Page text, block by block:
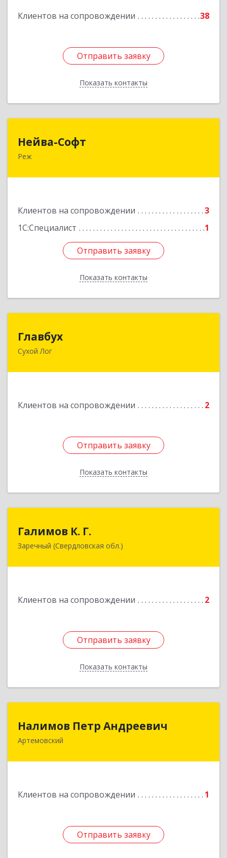
Клиентов на сопровождении 38
Отправить заявку
Показать контакты
Отправить заявку
Назад
Нейва-Софт
Реж
Клиентов на сопровождении
3
1С:Специалист
1
Отправить заявку
Показать контакты
623750, Свердловская обл, Режевской р-н, Реж
Отправить заявку
Назад
Главбух
Сухой Лог
Клиентов на сопровождении 2
Отправить заявку
Показать контакты
Отправить заявку
Назад
Галимов К. Г.
Заречный (Свердловская обл.)
Клиентов на сопровождении 2
Отправить заявку
Показать контакты
Свердловская обл, г. Заречный, ул. Кузнецова,
Отправить заявку
Назад
Налимов Петр Андреевич
Артемовский
Клиентов на сопровождении 1
Отправить заявку
623780, Свердловская обл, Артемовский г,
Отправить заявку